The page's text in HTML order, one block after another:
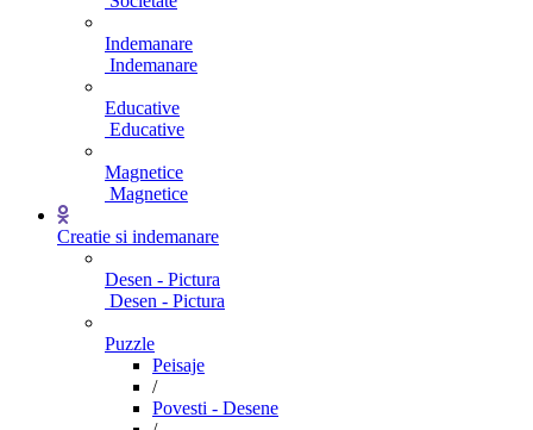
Indemanare
Indemanare
Educative
Educative
Magnetice
Magnetice
Creatie si indemanare
Desen - Pictura
Desen - Pictura
Puzzle
Peisaje
/
Povesti - Desene